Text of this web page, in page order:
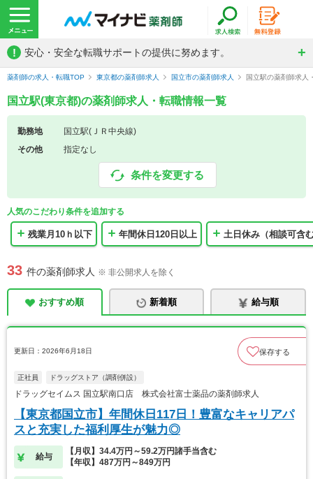
! 安心・安全な転職サポートの提供に努めます。
薬剤師の求人・転職TOP 東京都の薬剤師求人 国立市の薬剤師求人 国立駅の薬剤師求人
国立駅(東京都)の薬剤師求人・転職情報一覧
勤務地
国立駅(ＪＲ中央線)
その他
指定なし
条件を変更する
人気のこだわり条件を追加する
残業月10ｈ以下 年間休日120日以上 土日休み（相談可含
33 件の薬剤師求人 ※ 非公開求人を除く
おすすめ順 新着順 給与順
更新日：2026年6月18日 保存する
正社員 ドラッグストア（調剤併設）
ドラッグセイムス 国立駅南口店 株式会社富士薬品の薬剤師求人
【東京都国立市】年間休日117日！豊富なキャリアパ
スと充実した福利厚生が魅力◎
給与
【月収】34.4万円～59.2万円諸手当含む
【年収】487万円～849万円